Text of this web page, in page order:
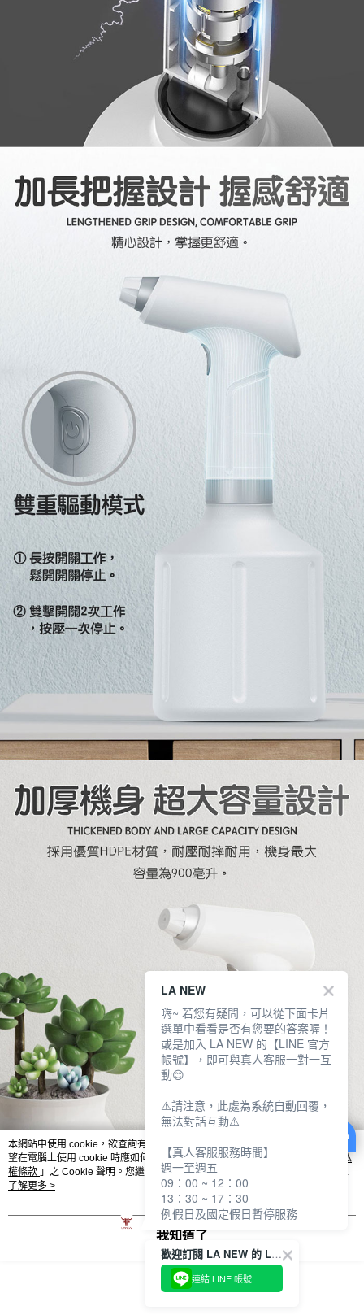
本網站中使用 cookie，欲查詢有關本網站使用 cookie 方式之詳情，及若您不希
望在電腦上使用 cookie 時應如何變更電腦的 cookie 設定，請參閱本網站「
隱私
權條款 」之 Cookie 聲明。您繼續使用本網站即表示您同意本公司得按本網站使
用條款之 Cookie 聲明使用 cookie。
了解更多 >
我知道了
歡迎訂閱 LA NEW 的 LINE 官方帳號
連結 LINE 帳號
LA NEW
嗨~ 若您有疑問，可以從下面卡片
選單中看看是否有您要的答案喔！
或是加入 LA NEW 的【LINE 官方
帳號】，即可與真人客服一對一互
動😊
⚠️請注意，此處為系統自動回覆，
無法對話互動⚠️
【真人客服服務時間】
週一至週五
09：00 ~ 12：00
13：30 ~ 17：30
例假日及國定假日暫停服務